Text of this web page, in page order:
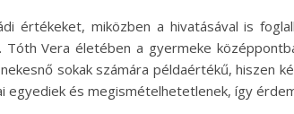
értékeket, miközben a hivatásával is
Vera életében a gyermeke
sokak számára példaértékű, hiszen
és megismételhetetlenek, így